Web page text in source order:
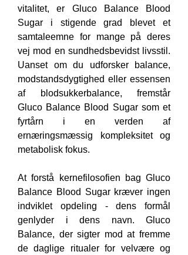
vitalitet, er Gluco Balance Blood
Sugar i stigende grad blevet et
samtaleemne for mange på deres
vej mod en sundhedsbevidst livsstil.
Uanset om du udforsker balance,
modstandsdygtighed eller essensen
af blodsukkerbalance, fremstår
Gluco Balance Blood Sugar som et
fyrtårn i en verden af
ernæringsmæssig kompleksitet og
metabolisk fokus.
At forstå kernefilosofien bag Gluco
Balance Blood Sugar kræver ingen
indviklet opdeling - dens formål
genlyder i dens navn. Gluco
Balance, der sigter mod at fremme
de daglige ritualer for velvære og